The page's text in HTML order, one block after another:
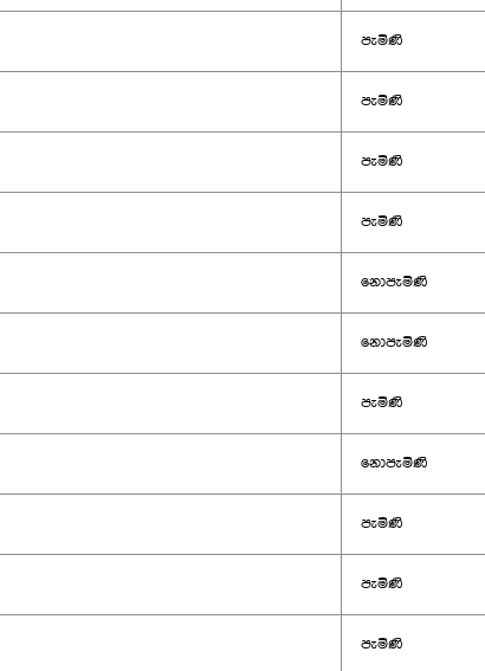
පැමිණි
පැමිණි
පැමිණි
පැමිණි
නොපැමිණි
නොපැමිණි
පැමිණි
නොපැමිණි
පැමිණි
පැමිණි
පැමිණි